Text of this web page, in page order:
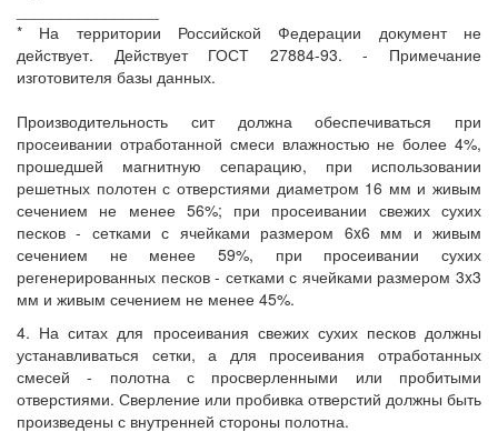
* На территории Российской Федерации документ не
действует. Действует ГОСТ 27884-93. - Примечание
изготовителя базы данных.
Производительность сит должна обеспечиваться при
просеивании отработанной смеси влажностью не более 4%,
прошедшей магнитную сепарацию, при использовании
решетных полотен с отверстиями диаметром 16 мм и живым
сечением не менее 56%; при просеивании свежих сухих
песков - сетками с ячейками размером 6x6 мм и живым
сечением не менее 59%, при просеивании сухих
регенерированных песков - сетками с ячейками размером 3x3
мм и живым сечением не менее 45%.
4. На ситах для просеивания свежих сухих песков должны
устанавливаться сетки, а для просеивания отработанных
смесей - полотна с просверленными или пробитыми
отверстиями. Сверление или пробивка отверстий должны быть
произведены с внутренней стороны полотна.